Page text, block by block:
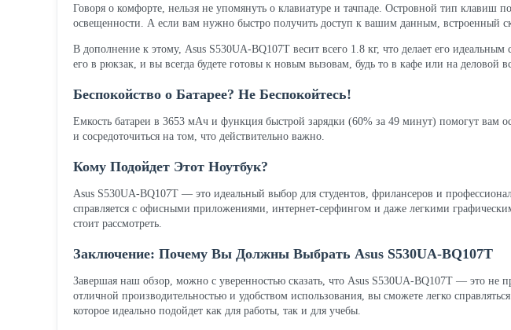
Говоря о комфорте, нельзя не упомянуть о клавиатуре и тачпаде. Островной тип клавиш
освещенности. А если вам нужно быстро получить доступ к вашим данным, встроенный
В дополнение к этому, Asus S530UA-BQ107T весит всего 1.8 кг, что делает его
его в рюкзак, и вы всегда будете готовы к новым вызовам, будь то в кафе или на деловой
Беспокойство о Батарее? Не Беспокойтесь!
Емкость батареи в 3653 мАч и функция быстрой зарядки (60% за 49 минут) помогут вам
и сосредоточиться на том, что действительно важно.
Кому Подойдет Этот Ноутбук?
Asus S530UA-BQ107T — это идеальный выбор для студентов, фрилансеров и
справляется с офисными приложениями, интернет-серфингом и даже легкими
стоит рассмотреть.
Заключение: Почему Вы Должны Выбрать Asus S530UA-BQ107T
Завершая наш обзор, можно с уверенностью сказать, что Asus S530UA-BQ107T — это
отличной производительностью и удобством использования, вы сможете легко
которое идеально подойдет как для работы, так и для учебы.